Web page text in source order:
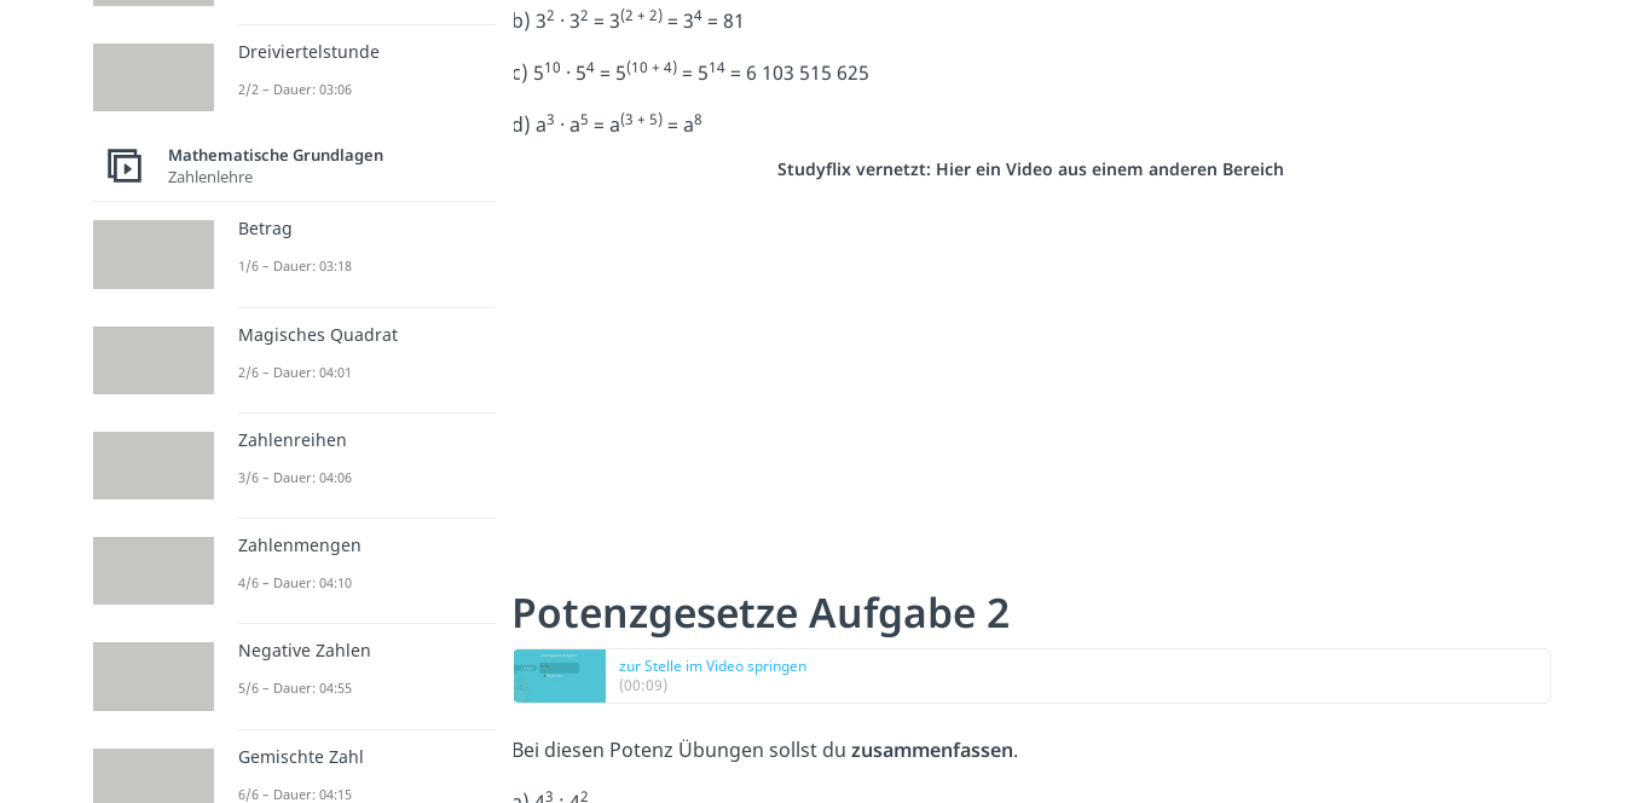
b) 32 · 32 = 3(2 + 2)= 34= 81
c) 510 · 54= 5(10 + 4)= 514= 6 103 515 625
d) a3 · a5 = a(3 + 5)= a8
Studyflix vernetzt: Hier ein Video aus einem anderen Bereich
Potenzgesetze Aufgabe 2
zur Stelle im Video springen
(00:09)
Bei diesen Potenz Übungen sollst du zusammenfassen.
3 2
Dreiviertelstunde
2/2 – Dauer: 03:06
Mathematische Grundlagen
Zahlenlehre
Betrag
1/6 – Dauer: 03:18
Magisches Quadrat
2/6 – Dauer: 04:01
Zahlenreihen
3/6 – Dauer: 04:06
Zahlenmengen
4/6 – Dauer: 04:10
Negative Zahlen
5/6 – Dauer: 04:55
Gemischte Zahl
6/6 – Dauer: 04:15